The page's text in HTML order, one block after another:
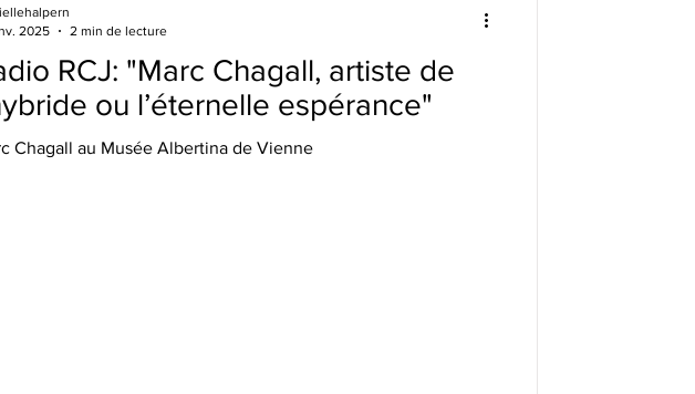
RCJ: "Marc Chagall, artiste de
ou l’éternelle espérance"
Chagall au Musée Albertina de Vienne
2025
2 min de lecture